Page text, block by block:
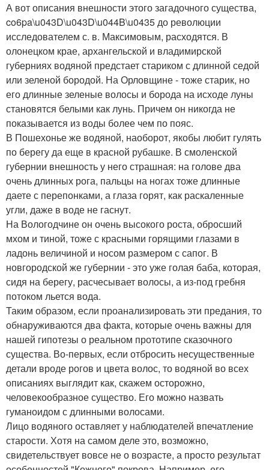
А вот описания внешности этого загадочного существа,
co6pa\u043D\u043D\u044B\u0435 до революции
исследователем с. в. Максимовым, расходятся. В
олонецком крае, архангельской и владимирской
губерниях водяной предстает стариком с длинной седой
или зеленой бородой. На Орловщине - тоже старик, но
его длинные зеленые волосы и борода на исходе луны
становятся белыми как лунь. Причем он никогда не
показывается из воды более чем по пояс.
В Пошехонье же водяной, наоборот, якобы любит гулять
по берегу да еще в красной рубашке. В смоленской
губернии внешность у него страшная: на голове два
очень длинных рога, пальцы на ногах тоже длинные
даете с перепонками, а глаза горят, как раскаленные
угли, даже в воде не гаснут.
На Вологодчине он очень высокого роста, обросший
мхом и тиной, тоже с красными горящими глазами в
ладонь величиной и носом размером с сапог. В
новгородской же губернии - это уже голая баба, которая,
сидя на берегу, расчесывает волосы, а из-под гребня
потоком льется вода.
Таким образом, если проанализировать эти предания, то
обнаруживаются два факта, которые очень важны для
нашей гипотезы о реальном прототипе сказочного
существа. Во-первых, если отбросить несущественные
детали вроде рогов и цвета волос, то водяной во всех
описаниях выглядит как, скажем осторожно,
человекообразное существо. Его можно назвать
гуманоидом с длинными волосами.
Лицо водяного оставляет у наблюдателей впечатление
старости. Хотя на самом деле это, возможно,
свидетельствует вовсе не о возрасте, а просто результат